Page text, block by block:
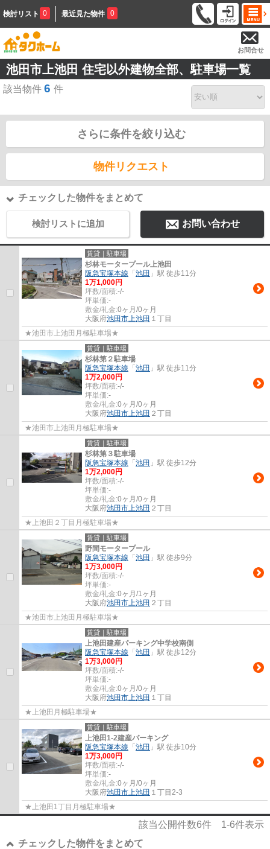
検討リスト 0 最近見た物件 0
お問合せ
池田市上池田 住宅以外建物全部、駐車場一覧
該当物件 6 件
さらに条件を絞り込む
物件リクエスト
チェックした物件をまとめて
検討リストに追加 お問い合わせ
賃貸｜駐車場
杉林モータープール上池田
阪急宝塚本線 「 池田 」駅 徒歩11分
1万1,000円
坪数/面積:-/-
坪単価:-
敷金/礼金:0ヶ月/0ヶ月
大阪府池田市上池田 １丁目
★池田市上池田月極駐車場★
賃貸｜駐車場
杉林第２駐車場
阪急宝塚本線 「 池田 」駅 徒歩11分
1万2,000円
坪数/面積:-/-
坪単価:-
敷金/礼金:0ヶ月/0ヶ月
大阪府池田市上池田 ２丁目
★池田市上池田月極駐車場★
賃貸｜駐車場
杉林第３駐車場
阪急宝塚本線 「 池田 」駅 徒歩12分
1万2,000円
坪数/面積:-/-
坪単価:-
敷金/礼金:0ヶ月/0ヶ月
大阪府池田市上池田 ２丁目
★上池田２丁目月極駐車場★
賃貸｜駐車場
野間モータープール
阪急宝塚本線 「 池田 」駅 徒歩9分
1万3,000円
坪数/面積:-/-
坪単価:-
敷金/礼金:0ヶ月/1ヶ月
大阪府池田市上池田 ２丁目
★池田市上池田月極駐車場★
賃貸｜駐車場
上池田建産パーキング中学校南側
阪急宝塚本線 「 池田 」駅 徒歩12分
1万3,000円
坪数/面積:-/-
坪単価:-
敷金/礼金:0ヶ月/0ヶ月
大阪府池田市上池田 １丁目
★上池田月極駐車場★
賃貸｜駐車場
上池田1-2建産パーキング
阪急宝塚本線 「 池田 」駅 徒歩10分
1万3,000円
坪数/面積:-/-
坪単価:-
敷金/礼金:0ヶ月/0ヶ月
大阪府池田市上池田 １丁目2-3
★上池田1丁目月極駐車場★
該当公開件数6件 1-6件表示
チェックした物件をまとめて